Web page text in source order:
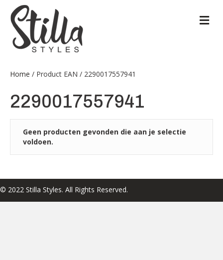
Home / Product EAN / 2290017557941
2290017557941
Geen producten gevonden die aan je selectie
voldoen.
© 2022 Stilla Styles. All Rights Reserved.